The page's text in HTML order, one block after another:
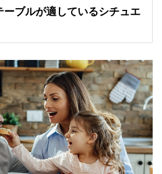
ーブルが適しているシチュエ